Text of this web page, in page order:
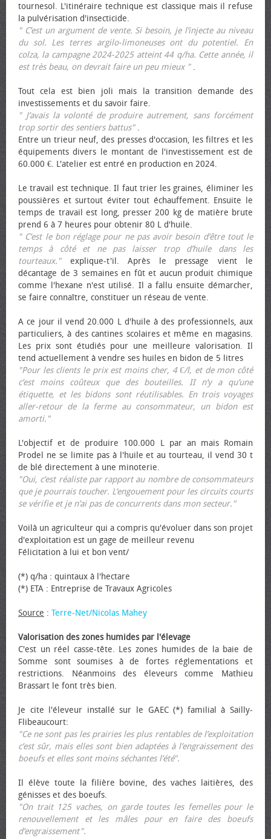
tournesol. L'itinéraire technique est classique mais il refuse
la pulvérisation d'insecticide.
" C’est un argument de vente. Si besoin, je l’injecte au niveau
du sol. Les terres argilo-limoneuses ont du potentiel. En
colza, la campagne 2024-2025 atteint 44 q/ha. Cette année, il
est très beau, on devrait faire un peu mieux ".
Tout cela est bien joli mais la transition demande des
investissements et du savoir faire.
" J’avais la volonté de produire autrement, sans forcément
trop sortir des sentiers battus".
Entre un trieur neuf, des presses d'occasion, les filtres et les
équipements divers le montant de l'investissement est de
60.000 €. L'atelier est entré en production en 2024.
Le travail est technique. Il faut trier les graines, éliminer les
poussières et surtout éviter tout échauffement. Ensuite le
temps de travail est long, presser 200 kg de matière brute
prend 6 à 7 heures pour obtenir 80 L d'huile.
" C’est le bon réglage pour ne pas avoir besoin d’être tout le
temps à côté et ne pas laisser trop d’huile dans les
tourteaux."explique-t'il. Après le pressage vient le
décantage de 3 semaines en fût et aucun produit chimique
comme l'hexane n'est utilisé. Il a fallu ensuite démarcher,
se faire connaître, constituer un réseau de vente.
A ce jour il vend 20.000 L d'huile à des professionnels, aux
particuliers, à des cantines scolaires et même en magasins.
Les prix sont étudiés pour une meilleure valorisation. Il
tend actuellement à vendre ses huiles en bidon de 5 litres
"Pour les clients le prix est moins cher, 4 €/l, et de mon côté
c’est moins coûteux que des bouteilles. II n’y a qu’une
étiquette, et les bidons sont réutilisables. En trois voyages
aller-retour de la ferme au consommateur, un bidon est
amorti."
L'objectif et de produire 100.000 L par an mais Romain
Prodel ne se limite pas à l'huile et au tourteau, il vend 30 t
de blé directement à une minoterie.
"Oui, c’est réaliste par rapport au nombre de consommateurs
que je pourrais toucher. L’engouement pour les circuits courts
se vérifie et je n’ai pas de concurrents dans mon secteur."
Voilà un agriculteur qui a compris qu'évoluer dans son projet
d'exploitation est un gage de meilleur revenu
Félicitation à lui et bon vent/
(*) q/ha : quintaux à l'hectare
(*) ETA : Entreprise de Travaux Agricoles
Source : Terre-Net/Nicolas Mahey
Valorisation des zones humides par l'élevage
C'est un réel casse-tête. Les zones humides de la baie de
Somme sont soumises à de fortes réglementations et
restrictions. Néanmoins des éleveurs comme Mathieu
Brassart le font très bien.
Je cite l'éleveur installé sur le GAEC (*) familial à Sailly-
Flibeaucourt:
"Ce ne sont pas les prairies les plus rentables de l’exploitation
c’est sûr, mais elles sont bien adaptées à l’engraissement des
bœufs et elles sont moins séchantes l’été".
Il élève toute la filière bovine, des vaches laitières, des
génisses et des bœufs.
"On trait 125 vaches, on garde toutes les femelles pour le
renouvellement et les mâles pour en faire des bœufs
d’engraissement".